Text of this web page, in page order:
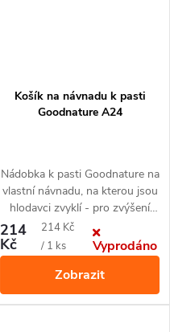
Košík na návnadu k pasti
Goodnature A24
Nádobka k pasti Goodnature na
vlastní návnadu, na kterou jsou
hlodavci zvyklí - pro zvýšení
úspěšnosti odchytu hrabošů,
myší nebo potkanů.
214
Kč
Měrná
cena:
214 Kč
/ 1 ks
Vyprodáno
Zobrazit